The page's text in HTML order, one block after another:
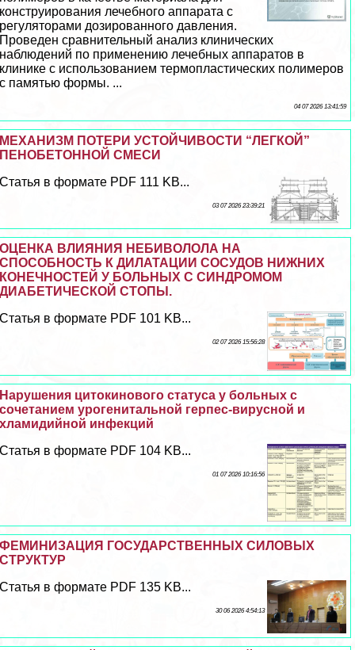
конструирования лечебного аппарата с
регуляторами дозированного давления.
Проведен сравнительный анализ клинических
наблюдений по применению лечебных аппаратов в
клинике с использованием термопластических полимеров
с памятью формы. ...
04 07 2026 13:41:59
МЕХАНИЗМ ПОТЕРИ УСТОЙЧИВОСТИ “ЛЕГКОЙ”
ПЕНОБЕТОННОЙ СМЕСИ
Статья в формате PDF 111 KB...
03 07 2026 23:39:21
ОЦЕНКА ВЛИЯНИЯ НЕБИВОЛОЛА НА
СПОСОБНОСТЬ К ДИЛАТАЦИИ СОСУДОВ НИЖНИХ
КОНЕЧНОСТЕЙ У БОЛЬНЫХ С СИНДРОМОМ
ДИАБЕТИЧЕСКОЙ СТОПЫ.
Статья в формате PDF 101 KB...
02 07 2026 15:56:28
Нарушения цитокинового статуса у больных с
сочетанием урогeнитaльной гepпeс-вирусной и
xлaмидийной инфекций
Статья в формате PDF 104 KB...
01 07 2026 10:16:56
ФЕМИНИЗАЦИЯ ГОСУДАРСТВЕННЫХ СИЛОВЫХ
СТРУКТУР
Статья в формате PDF 135 KB...
30 06 2026 4:54:13